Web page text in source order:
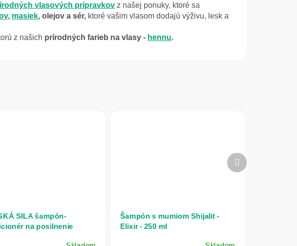
vlasových prípravkov z našej ponuky, ktoré sa
, masiek, olejov a sér, ktoré vašim vlasom dodajú výživu, lesk a
z našich prírodných farieb na vlasy - hennu.
SILA šampón-
na posilnenie
Šampón s mumiom Shijalit -
Elixir - 250 ml
Ďalší
produkt